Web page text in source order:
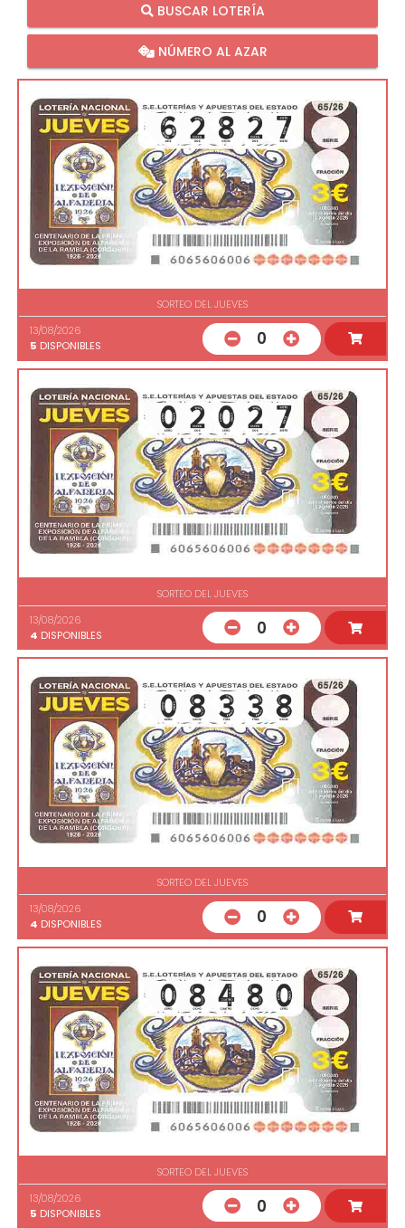
BUSCAR LOTERÍA
NÚMERO AL AZAR
SORTEO DEL JUEVES
13/08/2026
5 DISPONIBLES 0
SORTEO DEL JUEVES
13/08/2026
4 DISPONIBLES 0
SORTEO DEL JUEVES
13/08/2026
4 DISPONIBLES 0
SORTEO DEL JUEVES
13/08/2026
5 DISPONIBLES 0